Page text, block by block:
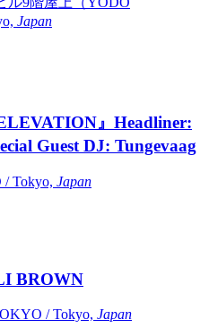
Japan
』Headliner:
Guest DJ: Tungevaag
Tokyo, Japan
BROWN
/ Tokyo, Japan